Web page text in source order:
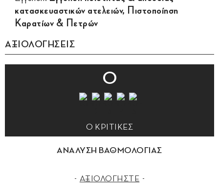
κατασκευαστικών ατελειών, Πιστοποίηση
Καρατίων & Πετρών
ΑΞΙΟΛΟΓΗΣΕΙΣ
0
0 ΚΡΙΤΙΚΕΣ
ΑΝΑΛΥΣΗ ΒΑΘΜΟΛΟΓΙΑΣ
ΑΞΙΟΛΟΓΗΣΤΕ